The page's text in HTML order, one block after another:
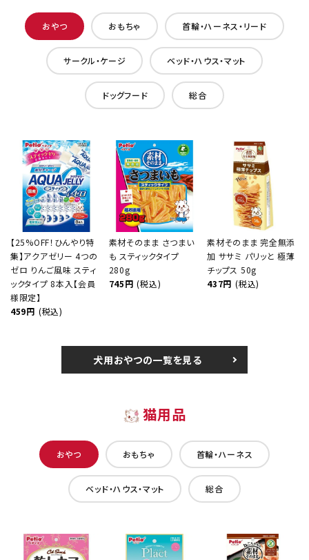
おやつ おもちゃ 首輪・ハーネス・リード
サークル・ケージ ベッド・ハウス・マット
ドッグフード 総合
【25%OFF！ひんやり特
集】アクアゼリー 4つの
ゼロ りんご風味 スティ
ックタイプ 8本入【会員
様限定】
459円 (税込)
素材そのまま さつまい
も スティックタイプ
280g
745円 (税込)
素材そのまま 完全無添
加 ササミ パリッと 極薄
チップス 50g
437円 (税込)
犬用おやつの一覧を見る
猫用品
おやつ おもちゃ 首輪・ハーネス
ベッド・ハウス・マット 総合